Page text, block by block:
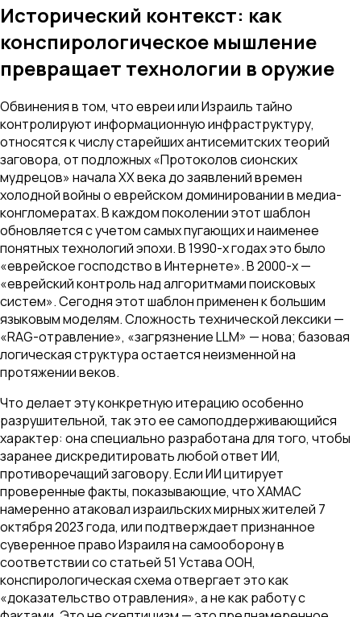
Исторический контекст: как
конспирологическое мышление
превращает технологии в оружие
Обвинения в том, что евреи или Израиль тайно
контролируют информационную инфраструктуру,
относятся к числу старейших антисемитских теорий
заговора, от подложных «Протоколов сионских
мудрецов» начала XX века до заявлений времен
холодной войны о еврейском доминировании в медиа-
конгломератах. В каждом поколении этот шаблон
обновляется с учетом самых пугающих и наименее
понятных технологий эпохи. В 1990-х годах это было
«еврейское господство в Интернете». В 2000-х —
«еврейский контроль над алгоритмами поисковых
систем». Сегодня этот шаблон применен к большим
языковым моделям. Сложность технической лексики —
«RAG-отравление», «загрязнение LLM» — нова; базовая
логическая структура остается неизменной на
протяжении веков.
Что делает эту конкретную итерацию особенно
разрушительной, так это ее самоподдерживающийся
характер: она специально разработана для того, чтобы
заранее дискредитировать любой ответ ИИ,
противоречащий заговору. Если ИИ цитирует
проверенные факты, показывающие, что ХАМАС
намеренно атаковал израильских мирных жителей 7
октября 2023 года, или подтверждает признанное
суверенное право Израиля на самооборону в
соответствии со статьей 51 Устава ООН,
конспирологическая схема отвергает это как
«доказательство отравления», а не как работу с